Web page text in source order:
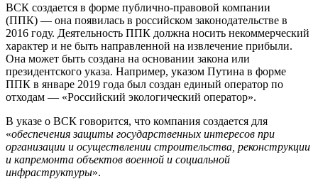
ВСК создается в форме публично-правовой компании
(ППК) — она появилась в российском законодательстве в
2016 году. Деятельность ППК должна носить некоммерческий
характер и не быть направленной на извлечение прибыли.
Она может быть создана на основании закона или
президентского указа. Например, указом Путина в форме
ППК в январе 2019 года был создан единый оператор по
отходам — «Российский экологический оператор».
В указе о ВСК говорится, что компания создается для
«обеспечения защиты государственных интересов при
организации и осуществлении строительства, реконструкции
и капремонта объектов военной и социальной
инфраструктуры».